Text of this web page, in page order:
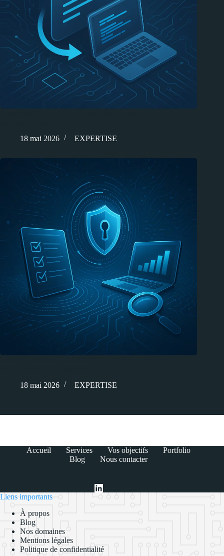
18 mai 2026
EXPERTISE
18 mai 2026
EXPERTISE
Accueil Services Vos objectifs
Portfolio
Blog
Nous contacter
Liens importants
À propos
Blog
Nos domaines
Mentions légales
Politique de confidentialité